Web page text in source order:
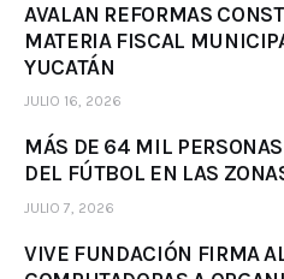
AVALAN REFORMAS
MATERIA FISCAL
YUCATÁN
JULIO 16, 2026
MÁS DE 64 MIL
DEL FÚTBOL EN LAS
JULIO 7, 2026
VIVE FUNDACIÓN FIRMA